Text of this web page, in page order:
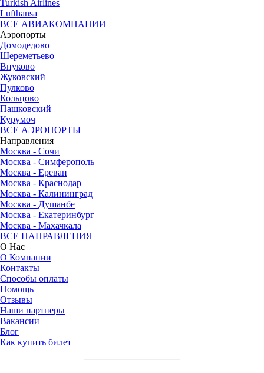
Turkish Airlines
Lufthansa
ВСЕ АВИАКОМПАНИИ
Аэропорты
Домодедово
Шереметьево
Внуково
Жуковский
Пулково
Кольцово
Пашковский
Курумоч
ВСЕ АЭРОПОРТЫ
Направления
Москва - Сочи
Москва - Симферополь
Москва - Ереван
Москва - Краснодар
Москва - Калининград
Москва - Душанбе
Москва - Екатеринбург
Москва - Махачкала
ВСЕ НАПРАВЛЕНИЯ
О Нас
О Компании
Контакты
Способы оплаты
Помощь
Отзывы
Наши партнеры
Вакансии
Блог
Как купить билет